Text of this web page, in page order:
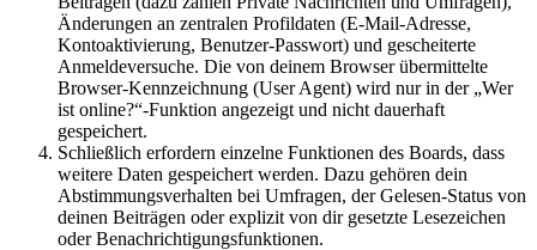
Änderungen an zentralen Profildaten (E-Mail-Adresse,
Kontoaktivierung, Benutzer-Passwort) und gescheiterte
Anmeldeversuche. Die von deinem Browser übermittelte
Browser-Kennzeichnung (User Agent) wird nur in der „Wer
ist online?“-Funktion angezeigt und nicht dauerhaft
gespeichert.
Schließlich erfordern einzelne Funktionen des Boards, dass
weitere Daten gespeichert werden. Dazu gehören dein
Abstimmungsverhalten bei Umfragen, der Gelesen-Status von
deinen Beiträgen oder explizit von dir gesetzte Lesezeichen
oder Benachrichtigungsfunktionen.